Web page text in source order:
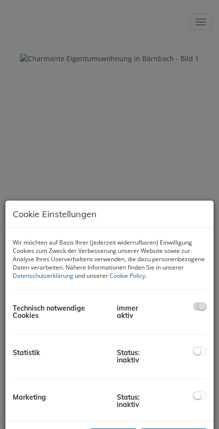
Eigentumswohnung in Bärnbach
8572 Bärnbach
Entspannen. Der Eingang zur Wohnung liegt im Erdgeschoß,
hier befindet sich auch ein kleiner Windfang. Über die Stiege
Cookie Einstellungen
Wir möchten auf Basis Ihrer (jederzeit widerrufbaren) Einwilligung
Cookies zum Zweck der Verbesserung unserer Website sowie zur
Analyse Ihres Userverhaltens verwenden, die dazu personenbezogene
Daten verarbeiten. Nähere Informationen finden Sie in unserer
Datenschutzerklärung und unsererCookie Policy.
Technisch notwendige
Cookies
immer
aktiv
Statistik
Status:
inaktiv
Marketing
Status:
inaktiv